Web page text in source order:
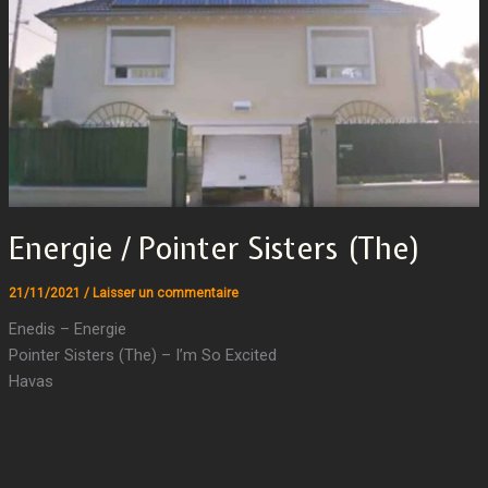
Energie / Pointer Sisters (The)
21/11/2021 / Laisser un commentaire
Enedis – Energie
Pointer Sisters (The) – I’m So Excited
Havas